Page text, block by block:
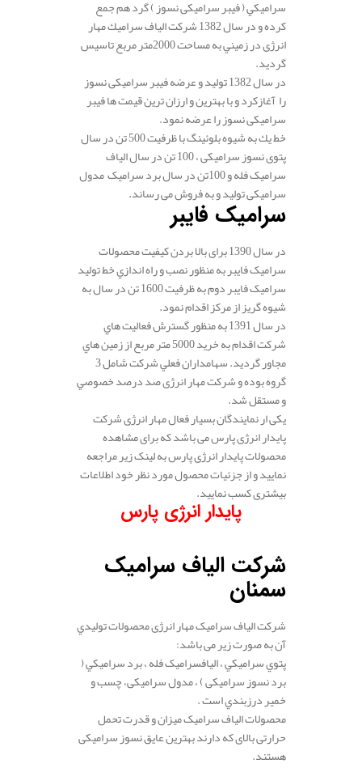
سراميكي ( فیبر سرامیکی نسوز ) گرد هم جمع
کرده و در سال 1382 شركت الياف سراميك مهار
انرژی در زميني به مساحت 2000متر مربع تاسيس
گردید.
در سال 1382 توليد و عرضه فیبر سرامیکی نسوز
را آغازکرد و با بهترین و ارزان ترین قیمت ها فیبر
سرامیکی نسوز را عرضه نمود.
خط يك به شیوه بلوئينگ با ظرفيت 500 تن در سال
پتوی نسوز سرامیکی ، 100 تن در سال الياف
سرامیک فله و 100تن در سال برد سرامیک مدول
سرامیکی تولید و به فروش می رساند.
سرامیک فایبر
در سال 1390 برای بالا بردن كيفيت محصولات
سرامیک فایبر به منظور نصب و راه اندازي خط توليد
سرامیک فایبر دوم به ظرفيت 1600 تن در سال به
شیوه گريز از مركز اقدام نمود.
در سال 1391 به منظور گسترش فعاليت هاي
شركت اقدام به خريد 5000 متر مربع از زمين هاي
مجاور گرديد. سهامداران فعلي شركت شامل 3
گروه بوده و شركت مهار انرژی صد درصد خصوصي
و مستقل شد.
یکی ار نمایندگان بسیار فعال مهار انرژی شرکت
پایدار انرژی پارس می باشد که برای مشاهده
محصولات پایدار انرژی پارس به لینک زیر مراجعه
نمایید و از جزئیات محصول مورد نظر خود اطلاعات
بیشتری کسب نمایید.
پایدار انرژی پارس
شرکت الیاف سرامیک
سمنان
شرکت الیاف سرامیک مهار انرژی محصولات توليدي
آن به صورت زیر می باشد:
پتوي سراميكي ، اليافسرامیک فله ، برد سراميكي (
برد نسوز سرامیکی ) ، مدول سرامیکی، چسب و
خمير درزبندي است .
محصولات الیاف سرامیک میزان و قدرت تحمل
حرارتی بالای که دارند بهترین عایق نسوز سرامیکی
هستند.